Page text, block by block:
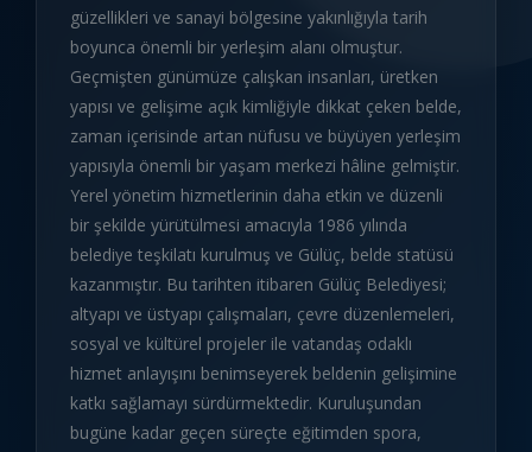
güzellikleri ve sanayi bölgesine yakınlığıyla tarih
boyunca önemli bir yerleşim alanı olmuştur.
Geçmişten günümüze çalışkan insanları, üretken
yapısı ve gelişime açık kimliğiyle dikkat çeken belde,
zaman içerisinde artan nüfusu ve büyüyen yerleşim
yapısıyla önemli bir yaşam merkezi hâline gelmiştir.
Yerel yönetim hizmetlerinin daha etkin ve düzenli
bir şekilde yürütülmesi amacıyla 1986 yılında
belediye teşkilatı kurulmuş ve Gülüç, belde statüsü
kazanmıştır. Bu tarihten itibaren Gülüç Belediyesi;
altyapı ve üstyapı çalışmaları, çevre düzenlemeleri,
sosyal ve kültürel projeler ile vatandaş odaklı
hizmet anlayışını benimseyerek beldenin gelişimine
katkı sağlamayı sürdürmektedir. Kuruluşundan
bugüne kadar geçen süreçte eğitimden spora,